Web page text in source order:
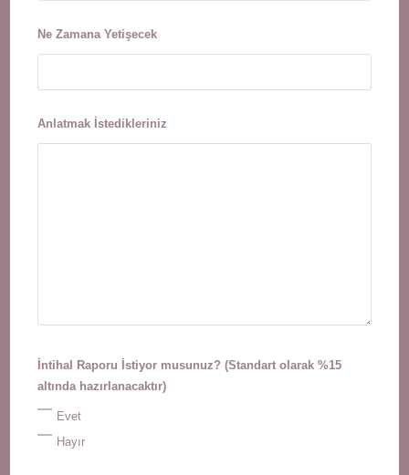
Ne Zamana Yetişecek
Anlatmak İstedikleriniz
İntihal Raporu İstiyor musunuz? (Standart olarak %15
altında hazırlanacaktır)
Evet
Hayır